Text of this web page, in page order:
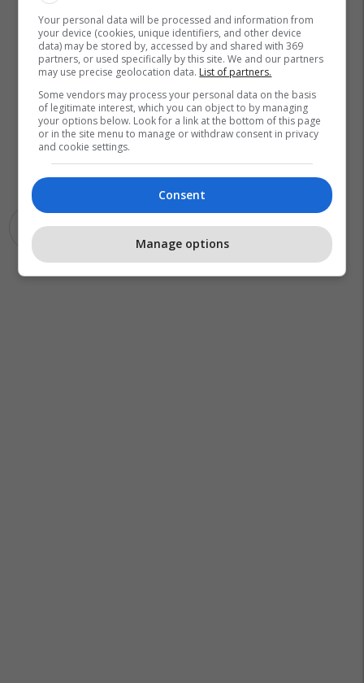
Muhamet Krasniqi
Your personal data will be processed and information from
your device (cookies, unique identifiers, and other device
data) may be stored by, accessed by and shared with 369
partners, or used specifically by this site. We and our partners
may use precise geolocation data. List of partners.
Some vendors may process your personal data on the basis
of legitimate interest, which you can object to by managing
your options below. Look for a link at the bottom of this page
or in the site menu to manage or withdraw consent in privacy
and cookie settings.
Consent
Manage options